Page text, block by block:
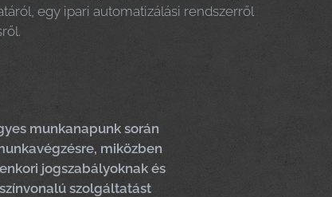
egy ipari automatizálási rendszerről
munkanapunk során
miközben
jogszabályoknak és
szolgáltatást